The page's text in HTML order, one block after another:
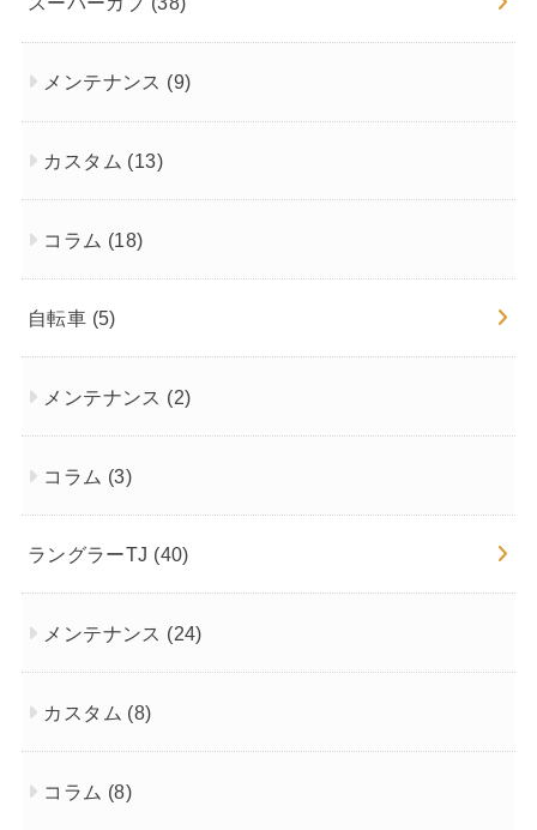
メンテナンス (9)
カスタム (13)
コラム (18)
自転車 (5)
メンテナンス (2)
コラム (3)
ラングラーTJ (40)
メンテナンス (24)
カスタム (8)
コラム (8)